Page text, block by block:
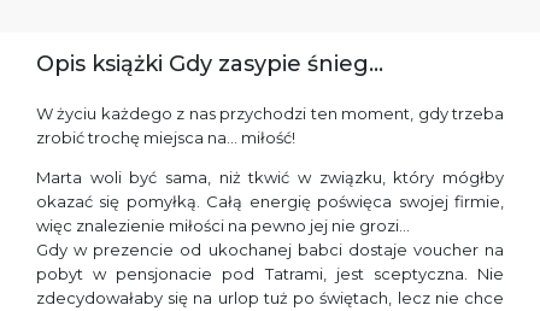
Opis książki Gdy zasypie śnieg…
W życiu każdego z nas przychodzi ten moment, gdy trzeba
zrobić trochę miejsca na… miłość!
Marta woli być sama, niż tkwić w związku, który mógłby
okazać się pomyłką. Całą energię poświęca swojej firmie,
więc znalezienie miłości na pewno jej nie grozi…
Gdy w prezencie od ukochanej babci dostaje voucher na
pobyt w pensjonacie pod Tatrami, jest sceptyczna. Nie
zdecydowałaby się na urlop tuż po świętach, lecz nie chce